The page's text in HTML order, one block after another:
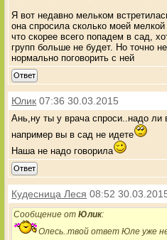
Я вот недавно мельком
она спросила сколько моей мелкой
что скорее всего попадем в сад,
групп больше не будет. Но точно
нормально поговорить с ней
Ответ
Юлик 07:36 30.03.2015
Ань,ну ты у врача спроси..надо ли
например вы в сад не идете
Наша не надо говорила
Ответ
Кудесница Леся 08:52
Сообщение отЮлик:
Олесь..твой ответ Юле уже